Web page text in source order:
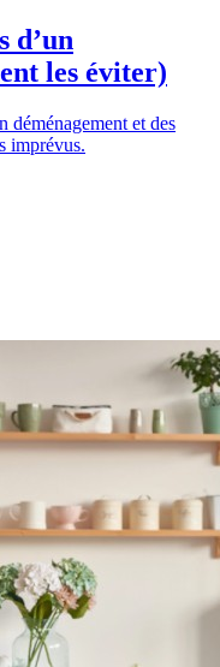
d’un
les éviter)
déménagement et des
imprévus.